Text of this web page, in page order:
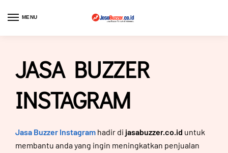
MENU
JASA BUZZER
INSTAGRAM
Jasa Buzzer Instagram hadir di jasabuzzer.co.id untuk
membantu anda yang ingin meningkatkan penjualan